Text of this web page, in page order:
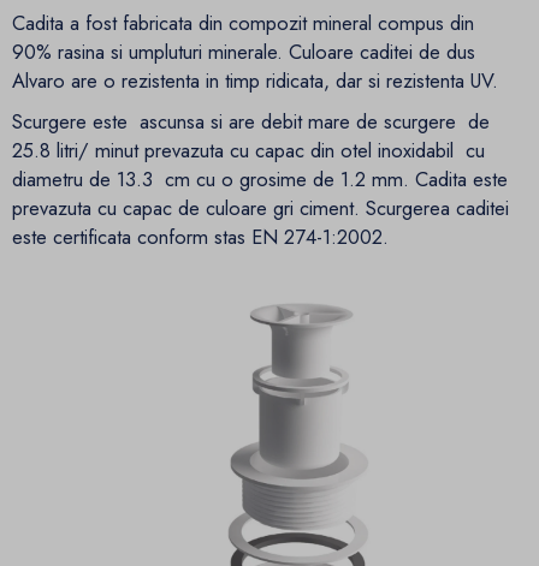
Cadita a fost fabricata din compozit mineral compus din
90% rasina si umpluturi minerale. Culoare caditei de dus
Alvaro are o rezistenta in timp ridicata, dar si rezistenta UV.
Scurgere este ascunsa si are debit mare de scurgere de
25.8 litri/ minut prevazuta cu capac din otel inoxidabil cu
diametru de 13.3 cm cu o grosime de 1.2 mm. Cadita este
prevazuta cu capac de culoare gri ciment. Scurgerea caditei
este certificata conform stas EN 274-1:2002.